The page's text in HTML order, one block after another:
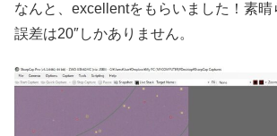
なんと、excellentをもらいました！素晴
誤差は20″しかありません。